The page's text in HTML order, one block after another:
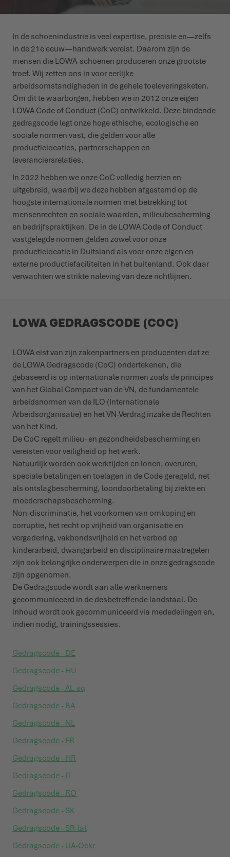
LOWA PROFESSIONAL
LOWA PROFESSIONAL
PODCAST
PERS
JOUW CARRIÈRE
In de schoenindustrie is veel expertise, precisie en—zelfs
in de 21e eeuw—handwerk vereist. Daarom zijn de
mensen die LOWA-schoenen produceren onze grootste
troef. Wij zetten ons in voor eerlijke
arbeidsomstandigheden in de gehele toeleveringsketen.
Om dit te waarborgen, hebben we in 2012 onze eigen
LOWA Code of Conduct (CoC) ontwikkeld. Deze bindende
gedragscode legt onze hoge ethische, ecologische en
sociale normen vast, die gelden voor alle
productielocaties, partnerschappen en
leveranciersrelaties.
In 2022 hebben we onze CoC volledig herzien en
uitgebreid, waarbij we deze hebben afgestemd op de
hoogste internationale normen met betrekking tot
mensenrechten en sociale waarden, milieubescherming
en bedrijfspraktijken. De in de LOWA Code of Conduct
vastgelegde normen gelden zowel voor onze
productielocatie in Duitsland als voor onze eigen en
externe productiefaciliteiten in het buitenland. Ook daar
verwachten we strikte naleving van deze richtlijnen.
LOWA GEDRAGSCODE (COC)
LOWA eist van zijn zakenpartners en producenten dat ze
de LOWA Gedragscode (CoC) ondertekenen, die
gebaseerd is op internationale normen zoals de principes
van het Global Compact van de VN, de fundamentele
arbeidsnormen van de ILO (Internationale
Arbeidsorganisatie) en het VN-Verdrag inzake de Rechten
van het Kind.
De CoC regelt milieu- en gezondheidsbescherming en
vereisten voor veiligheid op het werk.
Natuurlijk worden ook werktijden en lonen, overuren,
speciale betalingen en toelagen in de Code geregeld, net
als ontslagbescherming, loondoorbetaling bij ziekte en
moederschapsbescherming.
Non-discriminatie, het voorkomen van omkoping en
corruptie, het recht op vrijheid van organisatie en
vergadering, vakbondsvrijheid en het verbod op
kinderarbeid, dwangarbeid en disciplinaire maatregelen
zijn ook belangrijke onderwerpen die in onze gedragscode
zijn opgenomen.
De Gedragscode wordt aan alle werknemers
gecommuniceerd in de desbetreffende landstaal. De
inhoud wordt ook gecommuniceerd via mededelingen en,
indien nodig, trainingssessies.
Gedragscode - DE
Gedragscode - HU
Gedragscode - AL-sq
Gedragscode - BA
Gedragscode - NL
Gedragscode - FR
Gedragscode - HR
Gedragscode - IT
Gedragscode - RO
Gedragscode - SK
Gedragscode - SR-lat
Gedragscode - UA-Oekr